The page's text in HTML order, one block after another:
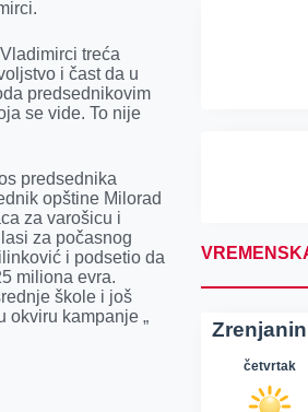
treća
i čast da u
predsednikovim
se vide. To nije
predsednika
opštine Milorad
za varošicu i
za počasnog
i podsetio da
miliona evra.
škole i još
okviru kampanje „